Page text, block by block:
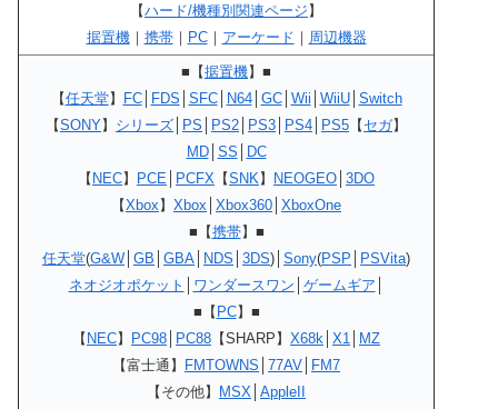
【ハード/機種別関連ページ 】
据置機｜ 携帯｜ PC｜ アーケード ｜ 周辺機器
■【据置機】■
【任天堂】 FC│ FDS SFC│ N64│ GC│ Wii WiiU│ Switch
【SONY】 シリーズ PS PS2 PS3 PS4 PS5 【 セガ】
MD│ SS
DC
【 NEC】 PCE PCFX 【SNK】 NEOGEO 3DO
【Xbox 】 Xbox Xbox360 XboxOne
■【携帯】■
任天堂(G&W GB GBA NDS 3DS)│ Sony(PSP PSVita)
ネオジオポケット
ワンダースワン ゲームギア
■【 PC】■
【 NEC】 PC98 PC88 【SHARP】 X68k X1
MZ
【富士通】
FMTOWNS 77AV
FM7
【その他】
MSX AppleII